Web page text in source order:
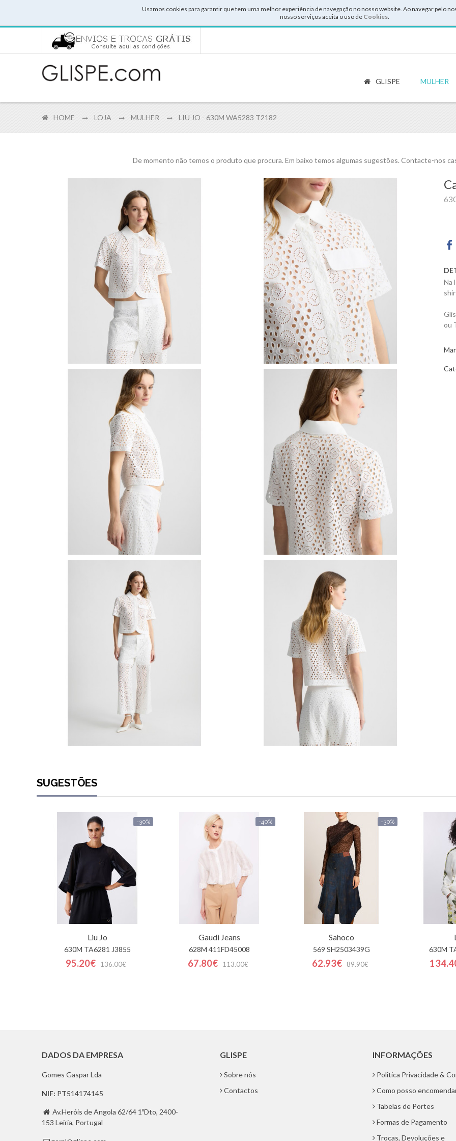
Usamos cookies para garantir que tem uma melhor experiência de navegação no nosso website. Ao navegar pelo
nosso serviços aceita o uso de Cookies.
GLISPE MULHER
HOME LOJA MULHER LIU JO - 630M WA5283 T2182
De momento não temos o produto que procura. Em baixo temos algumas sugestões. Contacte-nos
Na
ou
SUGESTÕES
-30%
Liu Jo
630M TA6281 J3855
95.20€ 136.00€
-40%
Gaudi Jeans
628M 411FD45008
67.80€ 113.00€
-30%
Sahoco
569 SH2503439G
62.93€ 89.90€
630M
DADOS DA EMPRESA
Gomes Gaspar Lda
NIF: PT514174145
 Av.Heróis de Angola 62/64 1ºDto, 2400-
153 Leiria, Portugal
GLISPE
Sobre nós
Contactos
INFORMAÇÕES
Politica Privacidade &
Como posso
Tabelas de Portes
Formas de Pagamento
Trocas, Devoluções e